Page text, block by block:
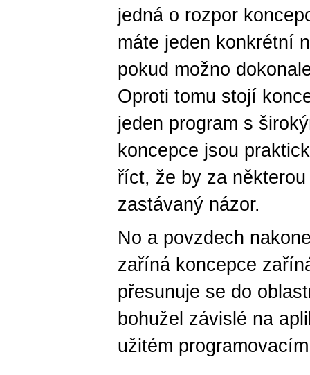
jedná o rozpor
máte jeden konkrétní
pokud možno
Oproti tomu stojí
jeden program s
koncepce jsou
říct, že by za
zastávaný názor.
No a povzdech
zaříná koncepce
přesunuje se do
bohužel závislé na
užitém